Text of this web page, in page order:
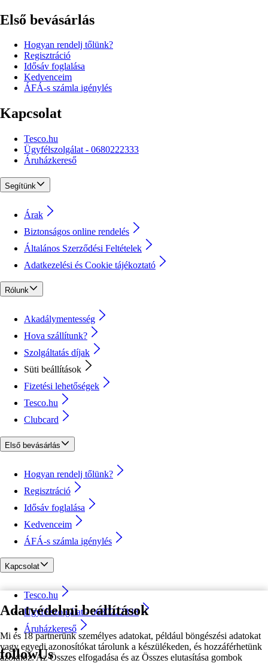
Adatvédelmi beállítások
Mi és 18 partnerünk személyes adatokat, például böngészési adatokat
vagy egyedi azonosítókat tárolunk a készülékeden, és hozzáférhetünk
azokhoz. Az Összes elfogadása és az Összes elutasítása gombok
Első bevásárlás
Hogyan rendelj tőlünk?
Regisztráció
Idősáv foglalása
Kedvenceim
ÁFÁ-s számla igénylés
Kapcsolat
Tesco.hu
Ügyfélszolgálat - 0680222333
Áruházkereső
Segítünk
Árak
Biztonságos online rendelés
Általános Szerződési Feltételek
Adatkezelési és Cookie tájékoztató
Rólunk
Akadálymentesség
Hova szállítunk?
Szolgáltatás díjak
Süti beállítások
Fizetési lehetőségek
Tesco.hu
Clubcard
Első bevásárlás
Hogyan rendelj tőlünk?
Regisztráció
Idősáv foglalása
Kedvenceim
ÁFÁ-s számla igénylés
Kapcsolat
Tesco.hu
Ügyfélszolgálat - 0680222333
Áruházkereső
followUs